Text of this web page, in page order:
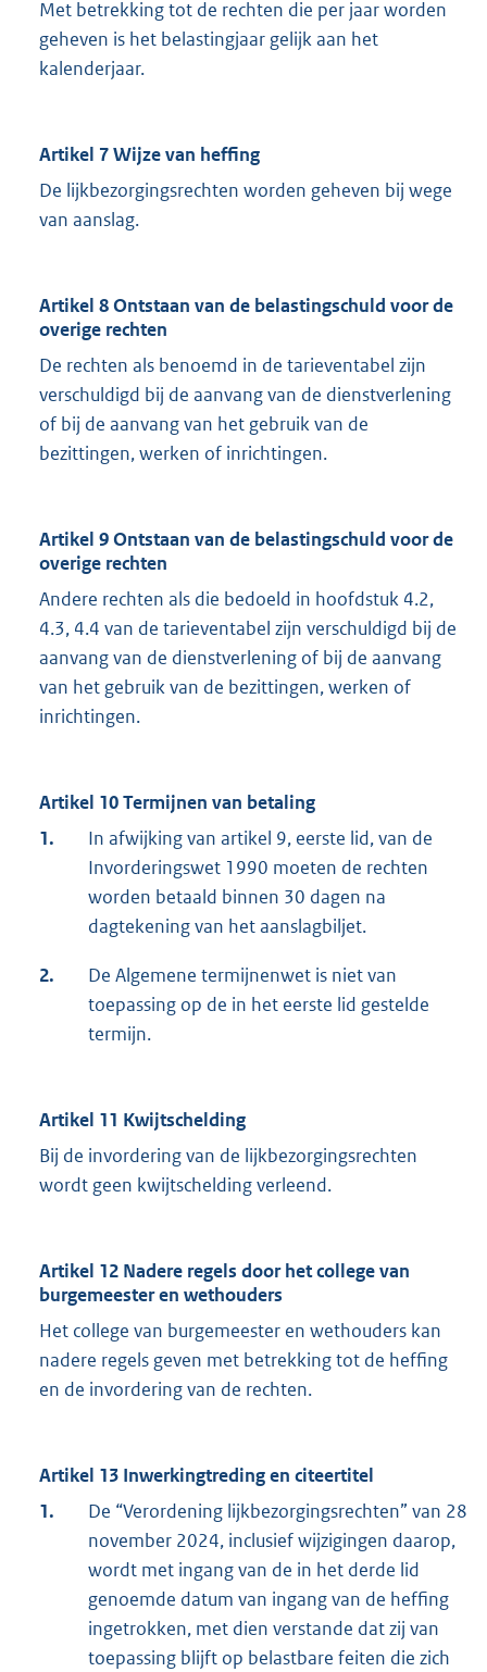
Met betrekking tot de rechten die per jaar worden
geheven is het belastingjaar gelijk aan het
kalenderjaar.
Artikel 7 Wijze van heffing
De lijkbezorgingsrechten worden geheven bij wege
van aanslag.
Artikel 8 Ontstaan van de belastingschuld voor de
overige rechten
De rechten als benoemd in de tarieventabel zijn
verschuldigd bij de aanvang van de dienstverlening
of bij de aanvang van het gebruik van de
bezittingen, werken of inrichtingen.
Artikel 9 Ontstaan van de belastingschuld voor de
overige rechten
Andere rechten als die bedoeld in hoofdstuk 4.2,
4.3, 4.4 van de tarieventabel zijn verschuldigd bij de
aanvang van de dienstverlening of bij de aanvang
van het gebruik van de bezittingen, werken of
inrichtingen.
Artikel 10 Termijnen van betaling
1.
In afwijking van artikel 9, eerste lid, van de
Invorderingswet 1990 moeten de rechten
worden betaald binnen 30 dagen na
dagtekening van het aanslagbiljet.
2.
De Algemene termijnenwet is niet van
toepassing op de in het eerste lid gestelde
termijn.
Artikel 11 Kwijtschelding
Bij de invordering van de lijkbezorgingsrechten
wordt geen kwijtschelding verleend.
Artikel 12 Nadere regels door het college van
burgemeester en wethouders
Het college van burgemeester en wethouders kan
nadere regels geven met betrekking tot de heffing
en de invordering van de rechten.
Artikel 13 Inwerkingtreding en citeertitel
1.
De “Verordening lijkbezorgingsrechten” van 28
november 2024, inclusief wijzigingen daarop,
wordt met ingang van de in het derde lid
genoemde datum van ingang van de heffing
ingetrokken, met dien verstande dat zij van
toepassing blijft op belastbare feiten die zich